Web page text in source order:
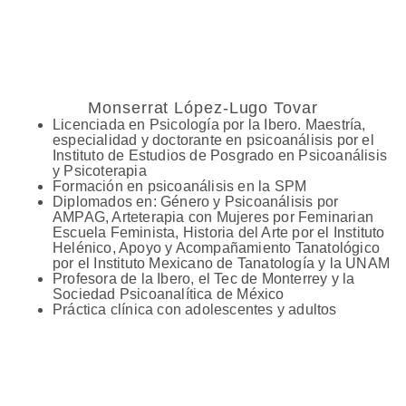
Monserrat López-Lugo Tovar
Licenciada en Psicología por la Ibero. Maestría,
especialidad y doctorante en psicoanálisis por el
Instituto de Estudios de Posgrado en Psicoanálisis
y Psicoterapia
Formación en psicoanálisis en la SPM
Diplomados en: Género y Psicoanálisis por
AMPAG, Arteterapia con Mujeres por Feminarian
Escuela Feminista, Historia del Arte por el Instituto
Helénico, Apoyo y Acompañamiento Tanatológico
por el Instituto Mexicano de Tanatología y la UNAM
Profesora de la Ibero, el Tec de Monterrey y la
Sociedad Psicoanalítica de México
Práctica clínica con adolescentes y adultos